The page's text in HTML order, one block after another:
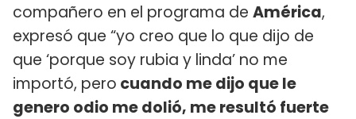
compañero en el programa de América,
expresó que “yo creo que lo que dijo de
que ‘porque soy rubia y linda’ no me
importó, pero cuando me dijo que le
genero odio me dolió, me resultó fuerte